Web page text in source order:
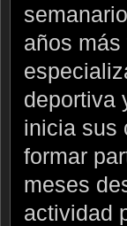
años
deportiva
inicia sus
formar
meses
actividad